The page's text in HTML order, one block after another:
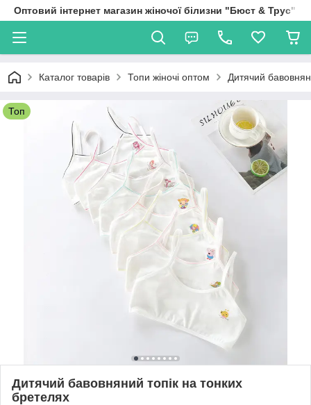
Оптовий інтернет магазин жіночої білизни "Бюст & Трус"
Каталог товарів Топи жіночі оптом Дитячий
Топ
Дитячий бавовняний топік на тонких
бретелях